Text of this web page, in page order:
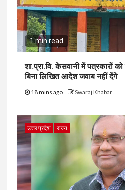
1 min read
शा.प्रा.वि. केसवानी में पत्रकारों
बिना लिखित आदेश जवाब नहीं देंगे
18 mins ago Swaraj Khabar
उत्तर प्रदेश राज्य